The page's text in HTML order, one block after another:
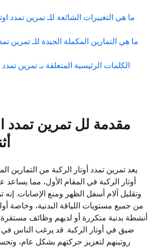
ما هي التغييرات الشائعة للـ تمرين تمدد
ما هي التمارين المكملة الجيدة للـ تمرين
الكلمات الرئيسية المتعلقة بـ تمرين تمدد
مقدمة لل تمرين تمدد
يعد تمرين تمدد أوتار الركبة من التمارين
أوتار الركبة في المقام الأول، مما
وتقليل آلام أسفل الظهر ومنع الإصابات. إنه
من جميع مستويات اللياقة البدنية، وخاصة
أنشطة بدنية متكررة أو لديهم وظائف
ضيق في أوتار الركبة. قد يرغب الناس في
روتينهم لتعزيز حركتهم بشكل عام،